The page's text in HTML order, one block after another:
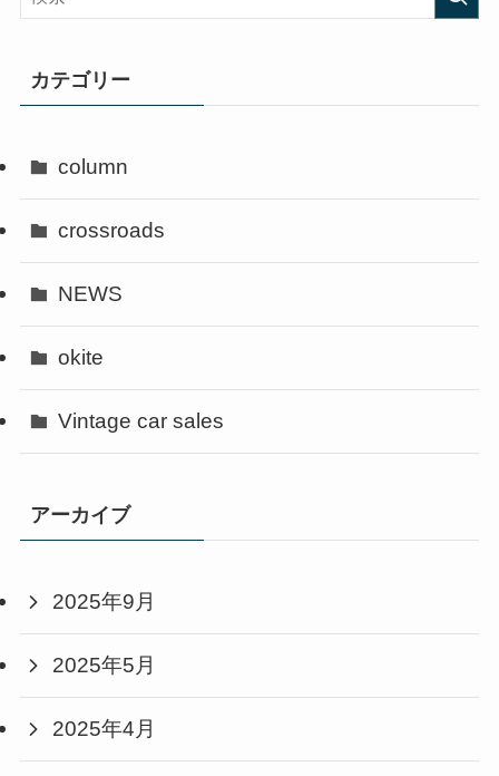
カテゴリー
column
crossroads
NEWS
okite
Vintage car sales
アーカイブ
2025年9月
2025年5月
2025年4月